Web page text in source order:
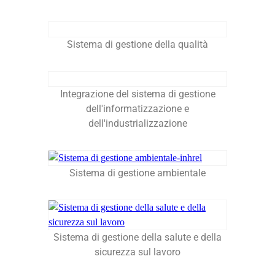
Sistema di gestione della qualità
Integrazione del sistema di gestione
dell'informatizzazione e
dell'industrializzazione
Sistema di gestione ambientale
Sistema di gestione della salute e della
sicurezza sul lavoro